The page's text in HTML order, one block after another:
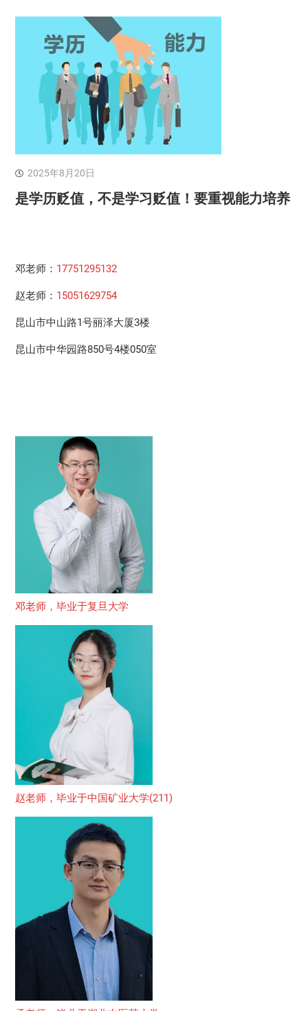
2025年8月20日
是学历贬值，不是学习贬值！要重视能力培养
邓老师： 17751295132
赵老师： 15051629754
昆山市中山路1号丽泽大厦3楼
昆山市中华园路850号4楼050室
邓老师，毕业于复旦大学
赵老师，毕业于中国矿业大学(211)